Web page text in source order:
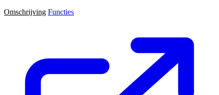
Omschrijving Functies